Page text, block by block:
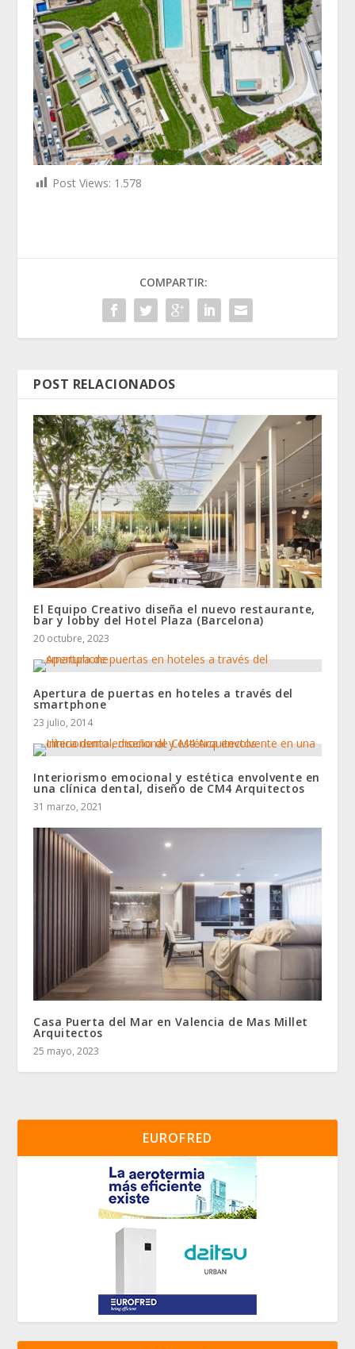
Post Views: 1.578
COMPARTIR:
POST RELACIONADOS
El Equipo Creativo diseña el nuevo restaurante,
bar y lobby del Hotel Plaza (Barcelona)
20 octubre, 2023
Apertura de puertas en hoteles a través del
smartphone
23 julio, 2014
Interiorismo emocional y estética envolvente en
una clínica dental, diseño de CM4 Arquitectos
31 marzo, 2021
Casa Puerta del Mar en Valencia de Mas Millet
Arquitectos
25 mayo, 2023
EUROFRED